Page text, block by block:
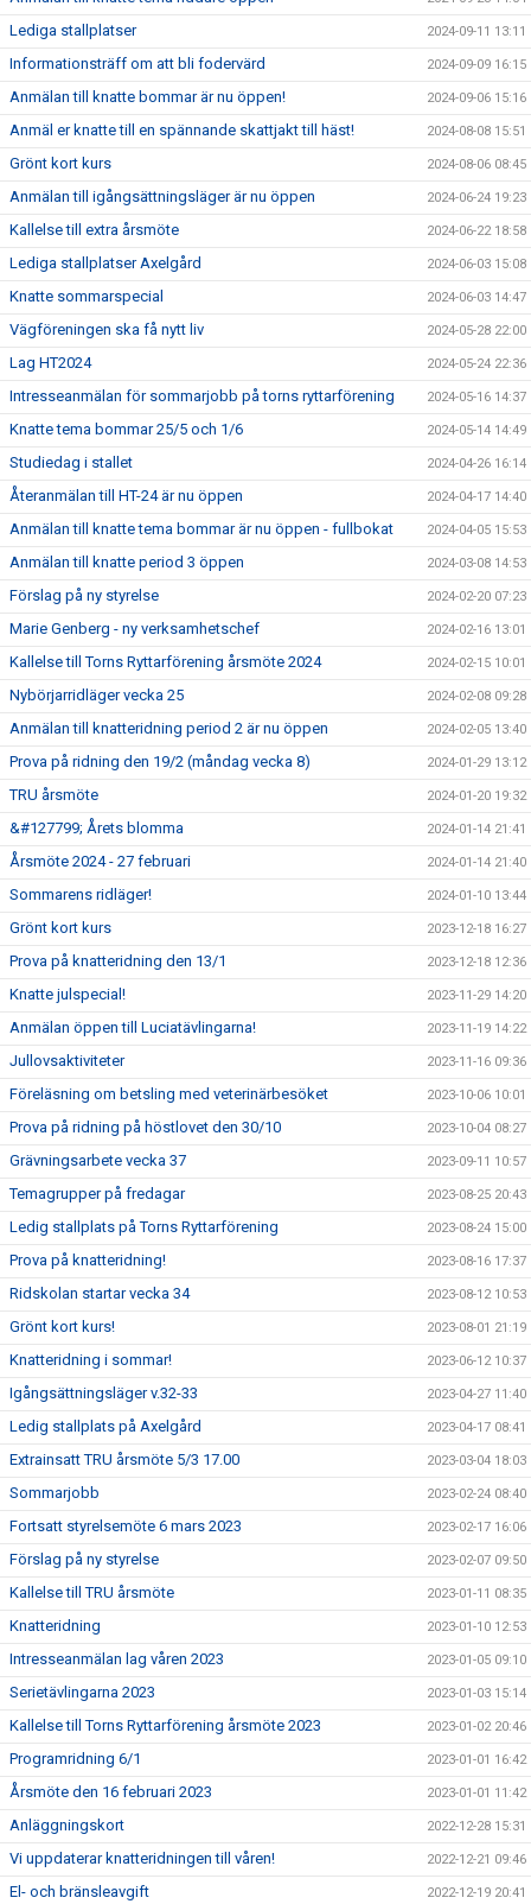
Lediga stallplatser 2024-09-11 13:11
Informationsträff om att bli fodervärd 2024-09-09 16:15
Anmälan till knatte bommar är nu öppen! 2024-09-06 15:16
Anmäl er knatte till en spännande skattjakt till häst! 2024-08-08 15:51
Grönt kort kurs 2024-08-06 08:45
Anmälan till igångsättningsläger är nu öppen 2024-06-24 19:23
Kallelse till extra årsmöte 2024-06-22 18:58
Lediga stallplatser Axelgård 2024-06-03 15:08
Knatte sommarspecial 2024-06-03 14:47
Vägföreningen ska få nytt liv 2024-05-28 22:00
Lag HT2024 2024-05-24 22:36
Intresseanmälan för sommarjobb på torns ryttarförening 2024-05-16 14:37
Knatte tema bommar 25/5 och 1/6 2024-05-14 14:49
Studiedag i stallet 2024-04-26 16:14
Återanmälan till HT-24 är nu öppen 2024-04-17 14:40
Anmälan till knatte tema bommar är nu öppen - fullbokat 2024-04-05 15:53
Anmälan till knatte period 3 öppen 2024-03-08 14:53
Förslag på ny styrelse 2024-02-20 07:23
Marie Genberg - ny verksamhetschef 2024-02-16 13:01
Kallelse till Torns Ryttarförening årsmöte 2024 2024-02-15 10:01
Nybörjarridläger vecka 25 2024-02-08 09:28
Anmälan till knatteridning period 2 är nu öppen 2024-02-05 13:40
Prova på ridning den 19/2 (måndag vecka 8) 2024-01-29 13:12
TRU årsmöte 2024-01-20 19:32
&#127799; Årets blomma 2024-01-14 21:41
Årsmöte 2024 - 27 februari 2024-01-14 21:40
Sommarens ridläger! 2024-01-10 13:44
Grönt kort kurs 2023-12-18 16:27
Prova på knatteridning den 13/1 2023-12-18 12:36
Knatte julspecial! 2023-11-29 14:20
Anmälan öppen till Luciatävlingarna! 2023-11-19 14:22
Jullovsaktiviteter 2023-11-16 09:36
Föreläsning om betsling med veterinärbesöket 2023-10-06 10:01
Prova på ridning på höstlovet den 30/10 2023-10-04 08:27
Grävningsarbete vecka 37 2023-09-11 10:57
Temagrupper på fredagar 2023-08-25 20:43
Ledig stallplats på Torns Ryttarförening 2023-08-24 15:00
Prova på knatteridning! 2023-08-16 17:37
Ridskolan startar vecka 34 2023-08-12 10:53
Grönt kort kurs! 2023-08-01 21:19
Knatteridning i sommar! 2023-06-12 10:37
Igångsättningsläger v.32-33 2023-04-27 11:40
Ledig stallplats på Axelgård 2023-04-17 08:41
Extrainsatt TRU årsmöte 5/3 17.00 2023-03-04 18:03
Sommarjobb 2023-02-24 08:40
Fortsatt styrelsemöte 6 mars 2023 2023-02-17 16:06
Förslag på ny styrelse 2023-02-07 09:50
Kallelse till TRU årsmöte 2023-01-11 08:35
Knatteridning 2023-01-10 12:53
Intresseanmälan lag våren 2023 2023-01-05 09:10
Serietävlingarna 2023 2023-01-03 15:14
Kallelse till Torns Ryttarförening årsmöte 2023 2023-01-02 20:46
Programridning 6/1 2023-01-01 16:42
Årsmöte den 16 februari 2023 2023-01-01 11:42
Anläggningskort 2022-12-28 15:31
Vi uppdaterar knatteridningen till våren! 2022-12-21 09:46
El- och bränsleavgift 2022-12-19 20:41